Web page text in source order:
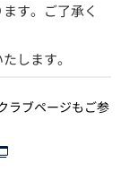
す。ご了承く
します。
ラブページもご参